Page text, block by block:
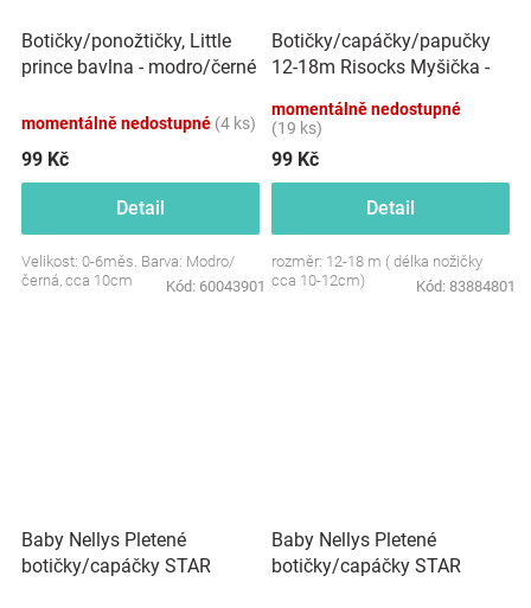
Botičky/ponožtičky, Little
prince bavlna - modro/černé
momentálně nedostupné (4 ks)
99 Kč
Detail
Velikost: 0-6měs. Barva: Modro/
černá, cca 10cm
Kód: 60043901
Botičky/capáčky/papučky
12-18m Risocks Myšička -
momentálně nedostupné
(19 ks)
99 Kč
Detail
rozměr: 12-18 m ( délka nožičky
cca 10-12cm)
Kód: 83884801
Baby Nellys Pletené
botičky/capáčky STAR
Baby Nellys Pletené
botičky/capáčky STAR